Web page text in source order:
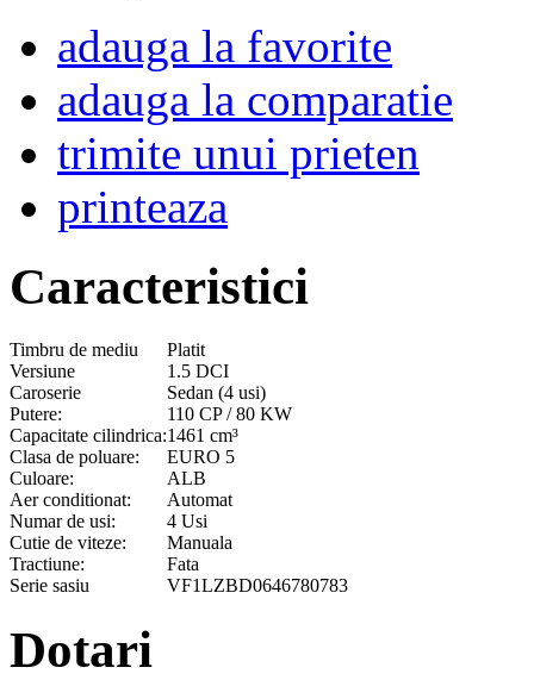
adauga la favorite
adauga la comparatie
trimite unui prieten
printeaza
Caracteristici
Timbru de mediu
Platit
Versiune
1.5 DCI
Caroserie
Sedan (4 usi)
Putere:
110 CP / 80 KW
Capacitate cilindrica:1461 cm³
Clasa de poluare:
EURO 5
Culoare:
ALB
Aer conditionat:
Automat
Numar de usi:
4 Usi
Cutie de viteze:
Manuala
Tractiune:
Fata
Serie sasiu
VF1LZBD0646780783
Dotari